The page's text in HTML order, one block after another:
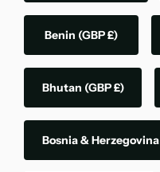
Benin (GBP £)
Bhutan (GBP £)
Bosnia & Herzegovina